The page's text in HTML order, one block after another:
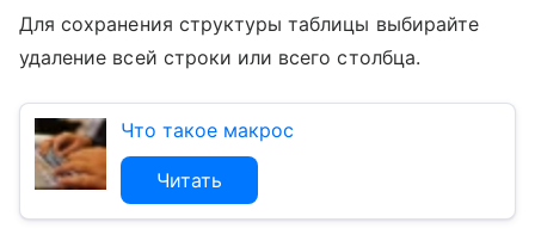
Для сохранения структуры таблицы выбирайте
удаление всей строки или всего столбца.
Что такое макрос
Читать